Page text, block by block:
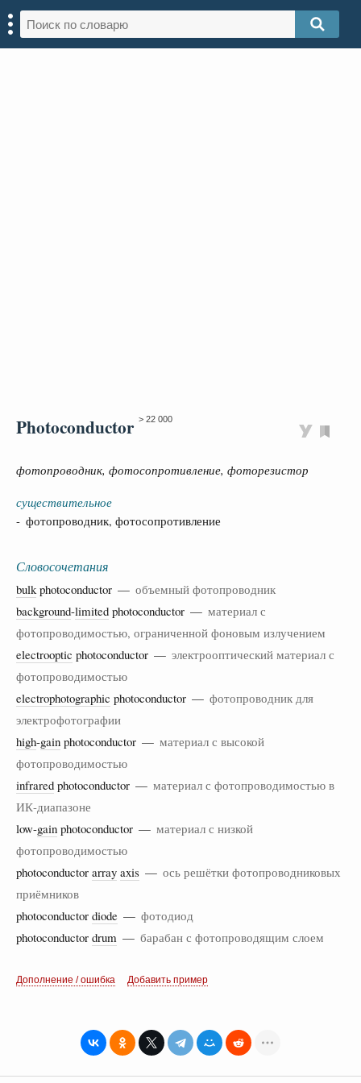
Photoconductor > 22 000
фотопроводник, фотосопротивление, фоторезистор
существительное
- фотопроводник, фотосопротивление
Словосочетания
bulkphotoconductor — объемный фотопроводник
background-limited photoconductor — материал с
фотопроводимостью, ограниченной фоновым излучением
electrooptic photoconductor — электрооптический материал с
фотопроводимостью
electrophotographic photoconductor — фотопроводник для
электрофотографии
high-gain photoconductor — материал с высокой
фотопроводимостью
infrared photoconductor — материал с фотопроводимостью в
ИК-диапазоне
low-gain photoconductor — материал с низкой
фотопроводимостью
photoconductor array axis — ось решётки фотопроводниковых
приёмников
photoconductor diode — фотодиод
photoconductor drum — барабан с фотопроводящим слоем
Дополнение / ошибка Добавить пример